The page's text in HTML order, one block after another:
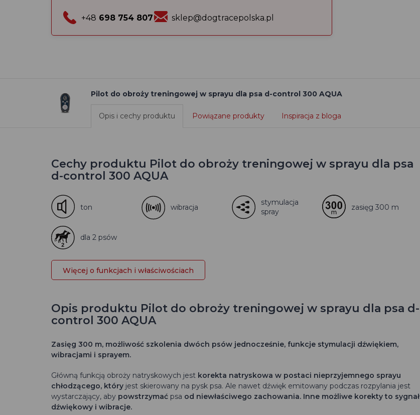
+48 698 754 807 sklep@dogtracepolska.pl
Pilot do obroży treningowej w sprayu dla psa d-control 300 AQUA
Opis i cechy produktu Powiązane produkty Inspiracja z bloga
Cechy produktu Pilot do obroży treningowej w sprayu dla psa
d-control 300 AQUA
ton wibracja
stymulacja
spray
zasięg 300 m
dla 2 psów
Więcej o funkcjach i właściwościach
Opis produktu Pilot do obroży treningowej w sprayu dla psa d-
control 300 AQUA
Zasięg 300 m, możliwość szkolenia dwóch psów jednocześnie, funkcje stymulacji dźwiękiem,
wibracjami i sprayem.
Główną funkcją obroży natryskowych jest korekta natryskowa w postaci nieprzyjemnego sprayu
chłodzącego, który jest skierowany na pysk psa. Ale nawet dźwięk emitowany podczas rozpylania jest
wystarczający, aby powstrzymać psa od niewłaściwego zachowania. Inne możliwe korekty to sygnał
dźwiękowy i wibracje.